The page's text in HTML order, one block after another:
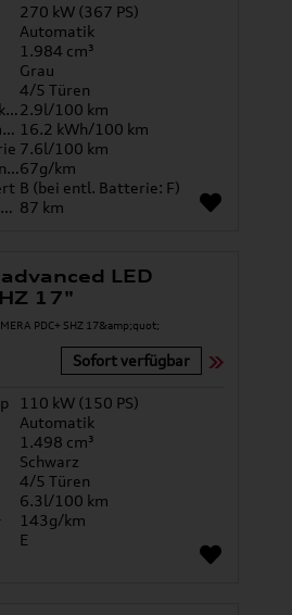
270 kW (367 PS)
Automatik
1.984 cm³
Grau
4/5 Türen
Kraftstoffverbrauch gew. kombiniert2.9l/100 km
Stromverbrauch gew. kombiniert 16.2 kWh/100 km
7.6l/100 km
CO2-Emission gew. kombiniert67g/km
B (bei entl. Batterie: F)
Elektr. Reichweite nach WLTP* 87 km
LED
17"
Sofort verfügbar
110 kW (150 PS)
Automatik
1.498 cm³
Schwarz
4/5 Türen
6.3l/100 km
143g/km
E